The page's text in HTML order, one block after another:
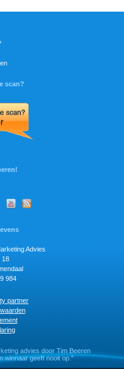
scan?
Advies
18
984
partner
advies door Tim Beeren
winnaar geeft nooit op."